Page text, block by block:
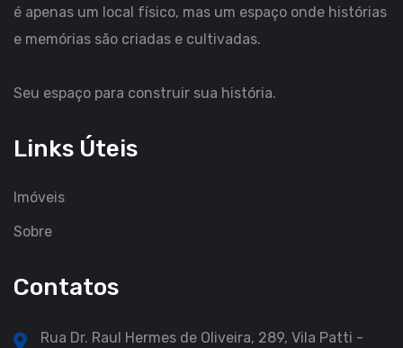
é apenas um local físico, mas um espaço onde histórias
e memórias são criadas e cultivadas.
Seu espaço para construir sua história.
Links Úteis
Imóveis
Sobre
Contatos
Rua Dr. Raul Hermes de Oliveira, 289, Vila Patti -